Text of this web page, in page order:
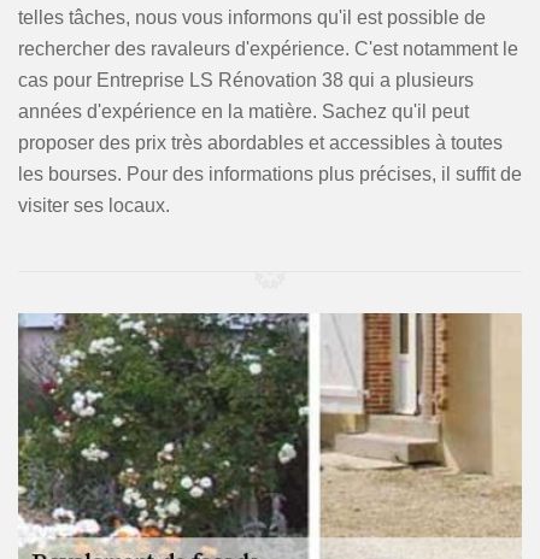
telles tâches, nous vous informons qu'il est possible de
rechercher des ravaleurs d'expérience. C'est notamment le
cas pour Entreprise LS Rénovation 38 qui a plusieurs
années d'expérience en la matière. Sachez qu'il peut
proposer des prix très abordables et accessibles à toutes
les bourses. Pour des informations plus précises, il suffit de
visiter ses locaux.